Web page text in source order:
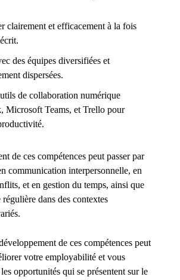
clairement et efficacement à la fois
des équipes diversifiées et
dispersées.
de collaboration numérique
Microsoft Teams, et Trello pour
de ces compétences peut passer par
communication interpersonnelle, en
et en gestion du temps, ainsi que
dans des contextes
de ces compétences peut
votre employabilité et vous
opportunités qui se présentent sur le